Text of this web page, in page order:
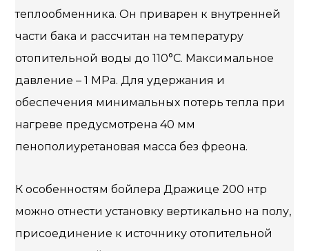
теплообменника. Он приварен к внутренней
части бака и рассчитан на температуру
отопительной воды до 110°C. Максимальное
давление – 1 MPa. Для удержания и
обеспечения минимальных потерь тепла при
нагреве предусмотрена 40 мм
пенополиуретановая масса без фреона.
К особенностям бойлера Дражице 200 нтр
можно отнести установку вертикально на полу,
присоединение к источнику отопительной